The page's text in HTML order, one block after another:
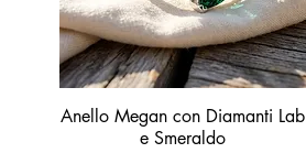
Vista rapida
Anello Megan con Diamanti Lab
e Smeraldo